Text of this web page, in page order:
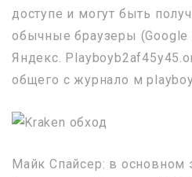
доступе и могут быть
обычные браузеры (Google
Яндекс.
общего с журнало м
Майк Спайсер: в основном